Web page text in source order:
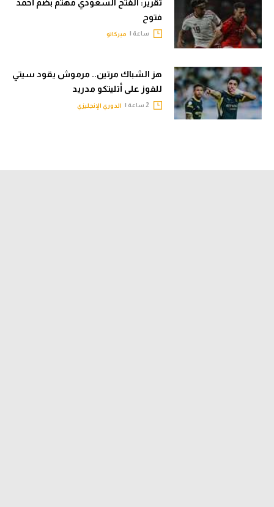
تقرير: الفتح السعودي مهتم بضم أحمد
فتوح
ساعة | ميركاتو
هز الشباك مرتين.. مرموش يقود سيتي
للفوز على أتليتكو مدريد
الدوري الإنجليزي